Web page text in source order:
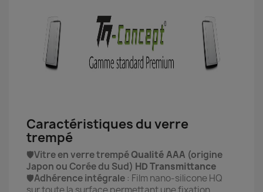
Caractéristiques du verre
trempé
🛡️Vitre en verre trempéQualité AAA (origine
Japon ou Corée du Sud) HD Transmittance
🛡️Adhérence intégrale : Film nano-silicone HQ